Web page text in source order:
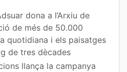
dona a l’Arxiu de
de més de 50.000
quotidiana i els paisatges
de tres dècades
llança la campanya